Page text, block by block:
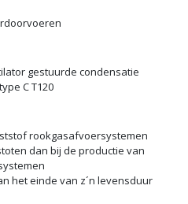
gestuurde condensatie
C T120
rookgasafvoersystemen
dan bij de productie van
het einde van z´n levensduur